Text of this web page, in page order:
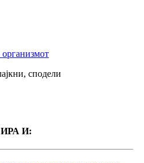
сподели
И: